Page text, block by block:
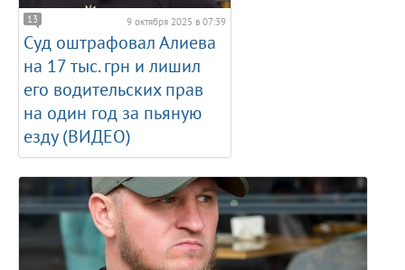
13 9 октября 2025 в 07:39
Суд оштрафовал Алиева
на 17 тыс. грн и лишил
его водительских прав
на один год за пьяную
езду (ВИДЕО)